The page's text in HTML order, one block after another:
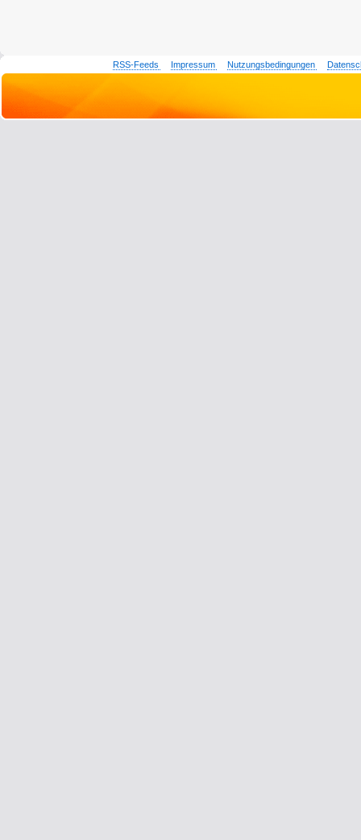
RSS-Feeds Impressum Nutzungsbedingungen